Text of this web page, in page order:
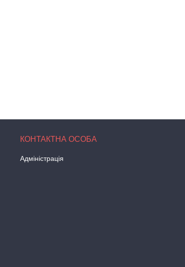
Адміністрація